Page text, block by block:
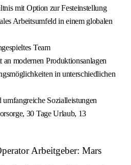
mit Option zur Festeinstellung
Arbeitsumfeld in einem globalen
Team
modernen Produktionsanlagen
in unterschiedlichen
Sozialleistungen
30 Tage Urlaub, 13
Arbeitgeber: Mars